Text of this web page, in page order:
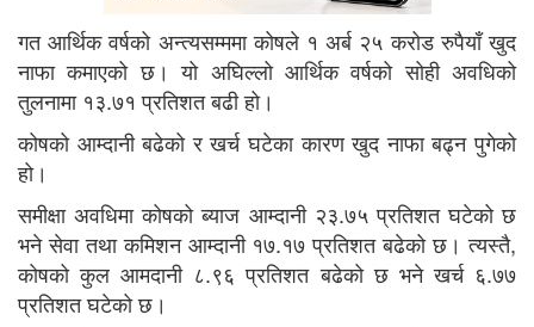
गत आर्थिक वर्षको अन्त्यसम्ममा कोषले १ अर्ब २५ करोड रुपैयाँ खुद
नाफा कमाएको छ। यो अघिल्लो आर्थिक वर्षको सोही अवधिको
तुलनामा १३.७१ प्रतिशत बढी हो।
कोषको आम्दानी बढेको र खर्च घटेका कारण खुद नाफा बढ्न पुगेको
हो।
समीक्षा अवधिमा कोषको ब्याज आम्दानी २३.७५ प्रतिशत घटेको छ
भने सेवा तथा कमिशन आम्दानी १७.१७ प्रतिशत बढेको छ। त्यस्तै,
कोषको कुल आमदानी ८.९६ प्रतिशत बढेको छ भने खर्च ६.७७
प्रतिशत घटेको छ।